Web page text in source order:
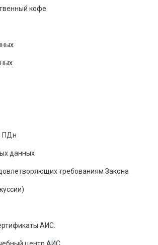
кофе
ПДн
данных
требованиям Закона
АИС.